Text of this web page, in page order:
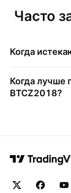
Часто
Когда
Когда лучше
BTCZ2018?